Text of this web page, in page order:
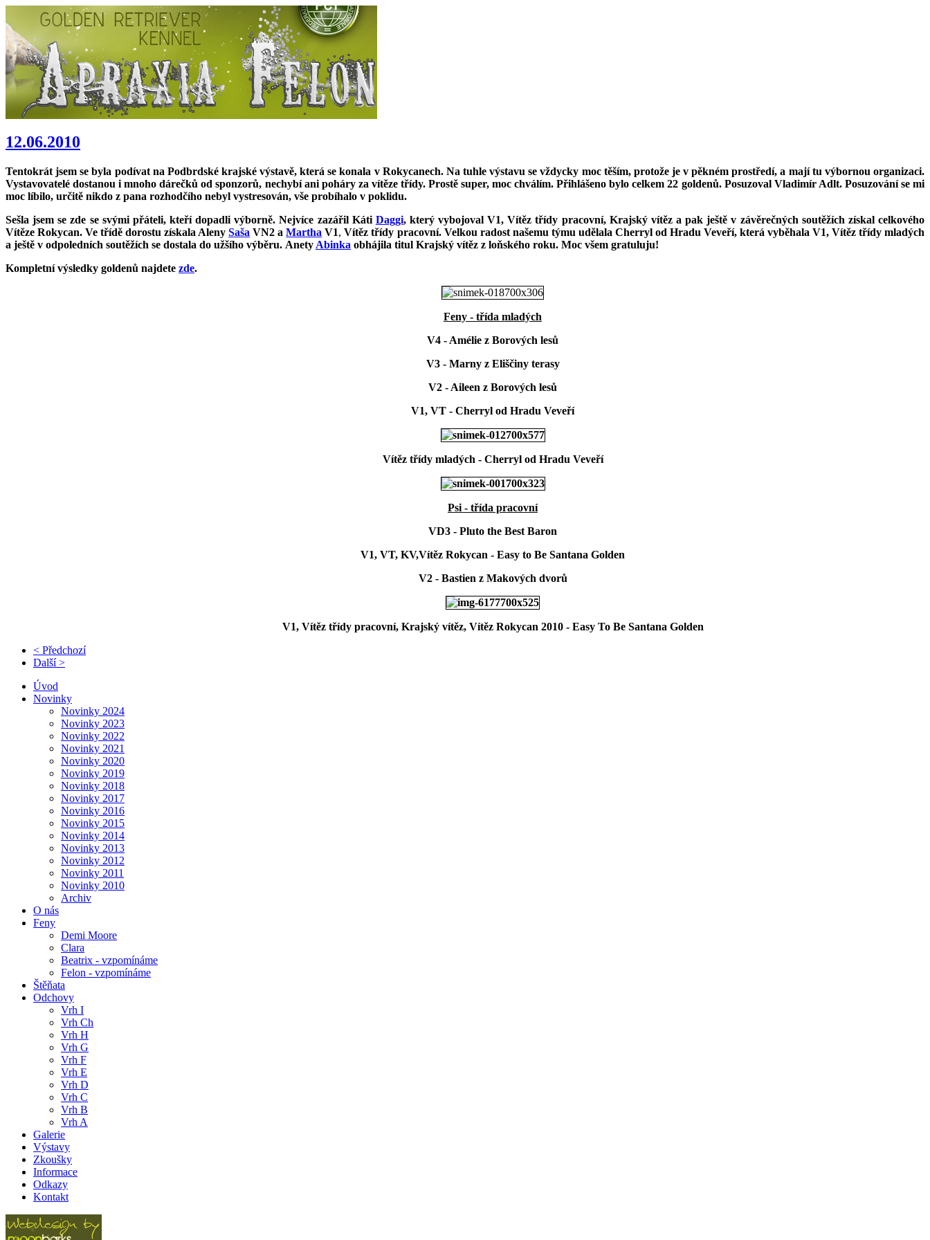
12.06.2010
Tentokrát jsem se byla podívat na Podbrdské krajské výstavě, která se konala v Rokycanech. Na tuhle výstavu se vždycky moc těším, protože je v pěkném prostředí, a mají tu výbornou organizaci.
Vystavovatelé dostanou i mnoho dárečků od sponzorů, nechybí ani poháry za vítěze třídy. Prostě super, moc chválím. Přihlášeno bylo celkem 22 goldenů. Posuzoval Vladimír Adlt. Posuzování se mi
moc líbilo, určitě nikdo z pana rozhodčího nebyl vystresován, vše probíhalo v poklidu.
Sešla jsem se zde se svými přáteli, kteří dopadli výborně. Nejvíce zazářil Káti Daggi, který vybojoval V1, Vítěz třídy pracovní, Krajský vítěz a pak ještě v závěrečných soutěžích získal celkového
Vítěze Rokycan. Ve třídě dorostu získala AlenySaša VN2 aMartha V1,Vítěz třídy pracovní. Velkou radost našemu týmu udělala Cherryl od Hradu Veveří, která vyběhala V1, Vítěz třídy mladých
a ještě v odpoledních soutěžích se dostala do užšího výběru. Anety Abinka obhájila titul Krajský vítěz z loňského roku. Moc všem gratuluju!
Kompletní výsledky goldenů najdete zde.
Feny - třída mladých
V4 - Amélie z Borových lesů
V3 - Marny z Eliščiny terasy
V2 - Aileen z Borových lesů
V1, VT - Cherryl od Hradu Veveří
Vítěz třídy mladých - Cherryl od Hradu Veveří
Psi - třída pracovní
VD3 - Pluto the Best Baron
V1, VT, KV,Vítěz Rokycan - Easy to Be Santana Golden
V2 - Bastien z Makových dvorů
V1, Vítěz třídy pracovní, Krajský vítěz, Vítěz Rokycan 2010 - Easy To Be Santana Golden
< Předchozí
Další >
Úvod
Novinky
Novinky 2024
Novinky 2023
Novinky 2022
Novinky 2021
Novinky 2020
Novinky 2019
Novinky 2018
Novinky 2017
Novinky 2016
Novinky 2015
Novinky 2014
Novinky 2013
Novinky 2012
Novinky 2011
Novinky 2010
Archiv
O nás
Feny
Demi Moore
Clara
Beatrix - vzpomínáme
Felon - vzpomínáme
Štěňata
Odchovy
Vrh I
Vrh Ch
Vrh H
Vrh G
Vrh F
Vrh E
Vrh D
Vrh C
Vrh B
Vrh A
Galerie
Výstavy
Zkoušky
Informace
Odkazy
Kontakt